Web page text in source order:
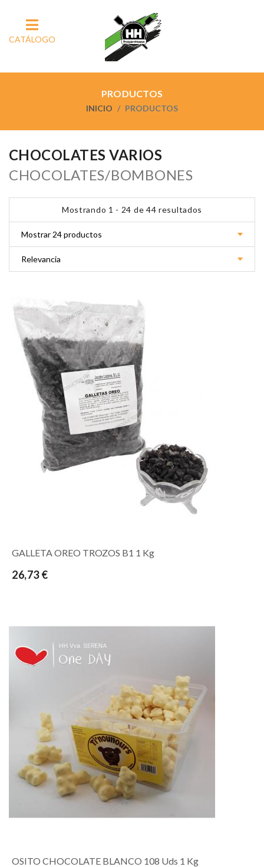
CATÁLOGO
PRODUCTOS
INICIO PRODUCTOS
CHOCOLATES VARIOS
CHOCOLATES/BOMBONES
Mostrando 1 - 24 de 44 resultados
GALLETA OREO TROZOS B1 1 Kg
26,73 €
OSITO CHOCOLATE BLANCO 108 Uds 1 Kg